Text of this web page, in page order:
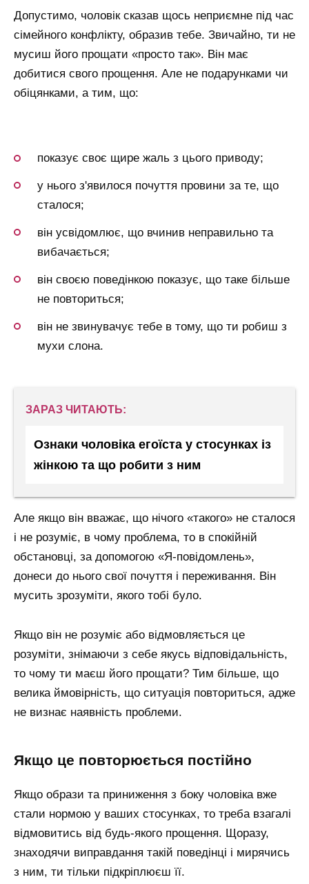
Допустимо, чоловік сказав щось неприємне під час
сімейного конфлікту, образив тебе. Звичайно, ти не
мусиш його прощати «просто так». Він має
добитися свого прощення. Але не подарунками чи
обіцянками, а тим, що:
показує своє щире жаль з цього приводу;
у нього з'явилося почуття провини за те, що
сталося;
він усвідомлює, що вчинив неправильно та
вибачається;
він своєю поведінкою показує, що таке більше
не повториться;
він не звинувачує тебе в тому, що ти робиш з
мухи слона.
ЗАРАЗ ЧИТАЮТЬ:
Ознаки чоловіка егоїста у стосунках із
жінкою та що робити з ним
Але якщо він вважає, що нічого «такого» не сталося
і не розуміє, в чому проблема, то в спокійній
обстановці, за допомогою «Я-повідомлень»,
донеси до нього свої почуття і переживання. Він
мусить зрозуміти, якого тобі було.
Якщо він не розуміє або відмовляється це
розуміти, знімаючи з себе якусь відповідальність,
то чому ти маєш його прощати? Тим більше, що
велика ймовірність, що ситуація повториться, адже
не визнає наявність проблеми.
якщо це повторюється постійно
Якщо образи та приниження з боку чоловіка вже
стали нормою у ваших стосунках, то треба взагалі
відмовитись від будь-якого прощення. Щоразу,
знаходячи виправдання такій поведінці і мирячись
з ним, ти тільки підкріплюєш її.